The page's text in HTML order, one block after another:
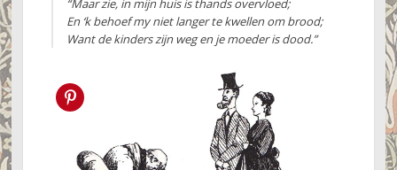
“Maar zie, in mijn huis is thands overvloed;
En ‘k behoef my niet langer te kwellen om brood;
Want de kinders zijn weg en je moeder is dood.”
Pin this!